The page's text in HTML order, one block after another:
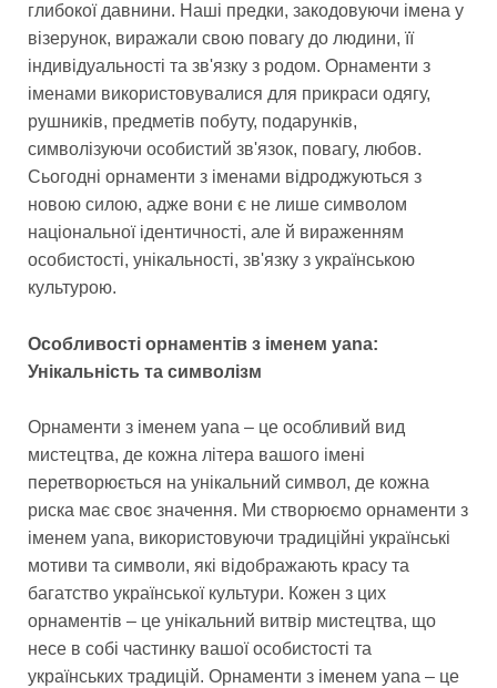
глибокої давнини. Наші предки, закодовуючи імена у
візерунок, виражали свою повагу до людини, її
індивідуальності та зв'язку з родом. Орнаменти з
іменами використовувалися для прикраси одягу,
рушників, предметів побуту, подарунків,
символізуючи особистий зв'язок, повагу, любов.
Сьогодні орнаменти з іменами відроджуються з
новою силою, адже вони є не лише символом
національної ідентичності, але й вираженням
особистості, унікальності, зв'язку з українською
культурою.
Особливості орнаментів з іменем yana:
Унікальність та символізм
Орнаменти з іменем yana – це особливий вид
мистецтва, де кожна літера вашого імені
перетворюється на унікальний символ, де кожна
риска має своє значення. Ми створюємо орнаменти з
іменем yana, використовуючи традиційні українські
мотиви та символи, які відображають красу та
багатство української культури. Кожен з цих
орнаментів – це унікальний витвір мистецтва, що
несе в собі частинку вашої особистості та
українських традицій. Орнаменти з іменем yana – це